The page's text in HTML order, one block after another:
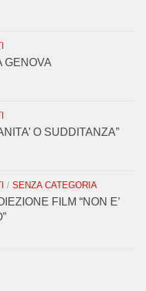
GENOVA
O SUDDITANZA”
/ SENZA CATEGORIA
FILM “NON E’